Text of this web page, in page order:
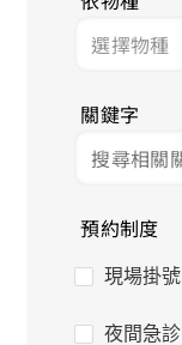
關鍵字
預約制度
現場掛號
夜間急診